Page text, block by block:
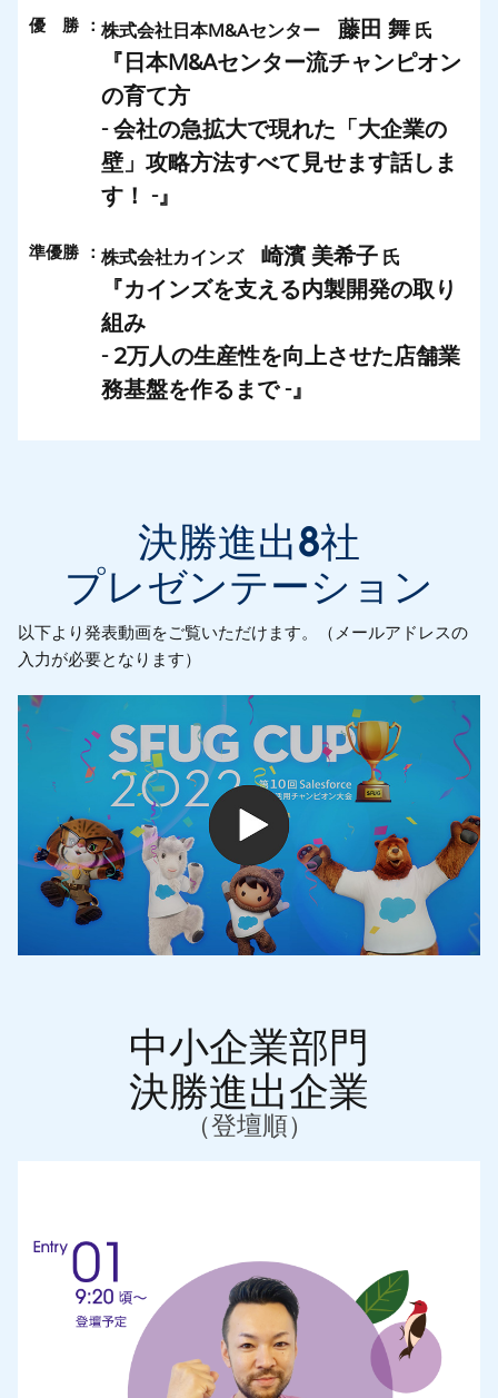
優 勝 ： 株式会社日本M&Aセンター 藤田 舞 氏
『日本M&Aセンター流チャンピオン
の育て方
- 会社の急拡大で現れた「大企業の
壁」攻略方法すべて見せます話しま
す！ -』
準優勝 ： 株式会社カインズ 崎濱 美希子 氏
『カインズを支える内製開発の取り
組み
- 2万人の生産性を向上させた店舗業
務基盤を作るまで -』​
決勝進出8社
プレゼンテーション
以下より発表動画をご覧いただけます。（メールアドレスの
入力が必要となります）
中小企業部門
決勝進出企業
（登壇順）